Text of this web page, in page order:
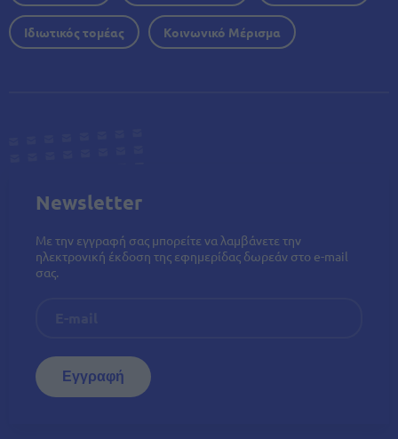
Ιδιωτικός τομέας Κοινωνικό Μέρισμα
Newsletter
Με την εγγραφή σας μπορείτε να λαμβάνετε την
ηλεκτρονική έκδοση της εφημερίδας δωρεάν στο e-mail
σας.